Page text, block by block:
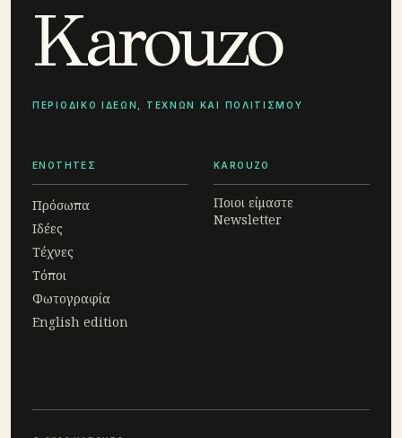
Karouzo
ΠΕΡΙΟΔΙΚΟ ΙΔΕΩΝ, ΤΕΧΝΩΝ ΚΑΙ ΠΟΛΙΤΙΣΜΟΥ
ΕΝΟΤΗΤΕΣ
Πρόσωπα
Ιδέες
Τέχνες
Τόποι
Φωτογραφία
English edition
KAROUZO
Ποιοι είμαστε
Newsletter